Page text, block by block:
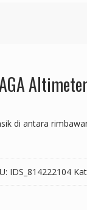
Altimeter
di antara
IDS_814222104